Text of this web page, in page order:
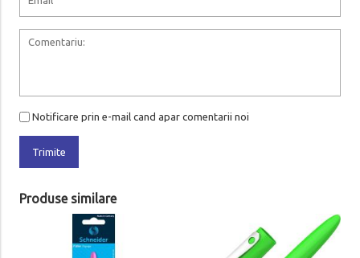
Notificare prin e-mail cand apar comentarii noi
Trimite
Produse similare